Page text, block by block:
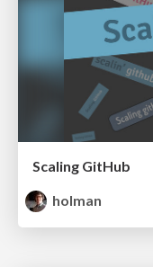
Scaling GitHub
holman